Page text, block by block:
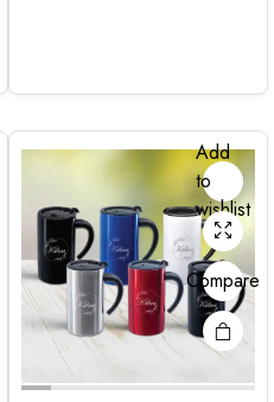
Add
to
wishlist
Compare